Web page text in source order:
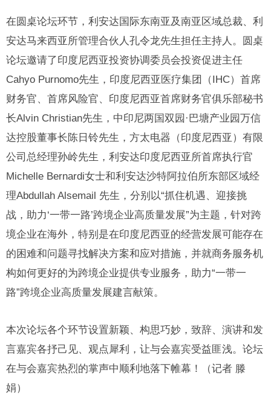
在圆桌论坛环节，利安达国际东南亚及南亚区域总裁、利
安达马来西亚所管理合伙人孔令龙先生担任主持人。圆桌
论坛邀请了印度尼西亚投资协调委员会投资促进主任
Cahyo Purnomo先生，印度尼西亚医疗集团（IHC）首席
财务官、首席风险官、印度尼西亚首席财务官俱乐部秘书
长Alvin Christian先生，中印尼两国双园·巴塘产业园万信
达控股董事长陈日铃先生，方太电器（印度尼西亚）有限
公司总经理孙岭先生，利安达印度尼西亚所首席执行官
Michelle Bernardi女士和利安达沙特阿拉伯所东部区域经
理Abdullah Alsemail 先生，分别以“抓住机遇、迎接挑
战，助力‘一带一路’跨境企业高质量发展”为主题，针对跨
境企业在海外，特别是在印度尼西亚的经营发展可能存在
的困难和问题寻找解决方案和应对措施，并就商务服务机
构如何更好的为跨境企业提供专业服务，助力“一带一
路”跨境企业高质量发展建言献策。
本次论坛各个环节设置新颖、构思巧妙，致辞、演讲和发
言嘉宾各抒己见、观点犀利，让与会嘉宾受益匪浅。论坛
在与会嘉宾热烈的掌声中顺利地落下帷幕！（记者 滕
娟）